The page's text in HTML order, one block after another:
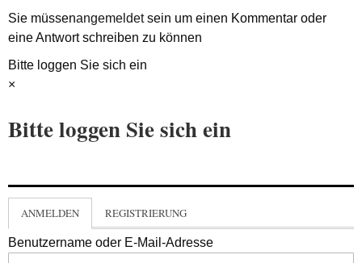
Sie müssenangemeldetsein um einen Kommentar oder
eine Antwort schreiben zu können
Bitte loggen Sie sich ein
×
Bitte loggen Sie sich ein
ANMELDEN REGISTRIERUNG
Benutzername oder E-Mail-Adresse